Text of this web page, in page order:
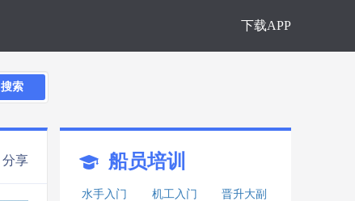
下载APP
搜索
分享 船员培训
水手入门 机工入门
晋升大副